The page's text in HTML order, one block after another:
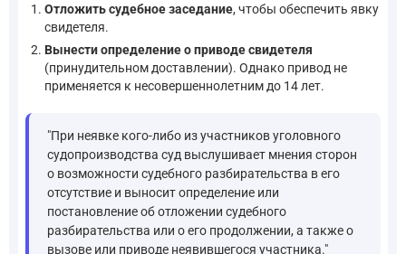
Отложить судебное заседание, чтобы обеспечить явку
свидетеля.
Вынести определение о приводе свидетеля
(принудительном доставлении). Однако привод не
применяется к несовершеннолетним до 14 лет.
"При неявке кого-либо из участников уголовного
судопроизводства суд выслушивает мнения сторон
о возможности судебного разбирательства в его
отсутствие и выносит определение или
постановление об отложении судебного
разбирательства или о его продолжении, а также о
вызове или приводе неявившегося участника."